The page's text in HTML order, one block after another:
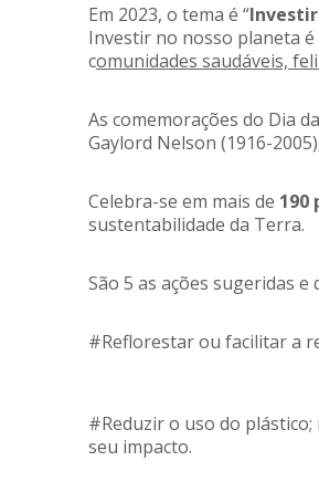
Em 2023, o tema é “
Investir no nosso planeta
comunidades saudáveis,
As comemorações do Dia
Gaylord Nelson (1916-
Celebra-se em mais de 190
sustentabilidade da Terra.
São 5 as ações sugeridas
#Reflorestar ou facilitar a
#Reduzir o uso do
seu impacto.